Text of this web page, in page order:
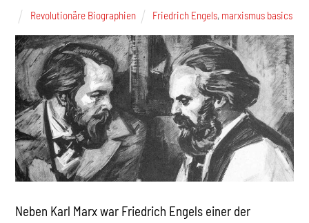
Revolutionäre Biographien Friedrich Engels, marxismus basics
Neben Karl Marx war Friedrich Engels einer der